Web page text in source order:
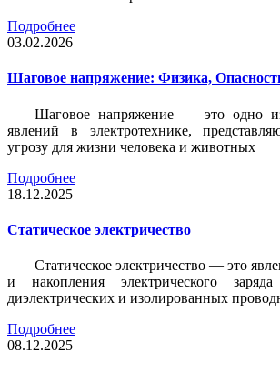
Подробнее
03.02.2026
Шаговое напряжение: Физика,
Шаговое напряжение — это одно
явлений в электротехнике,
угрозу для жизни человека и животных
Подробнее
18.12.2025
Статическое электричество
Статическое электричество — это
и накопления электрического
диэлектрических и изолированных
Подробнее
08.12.2025